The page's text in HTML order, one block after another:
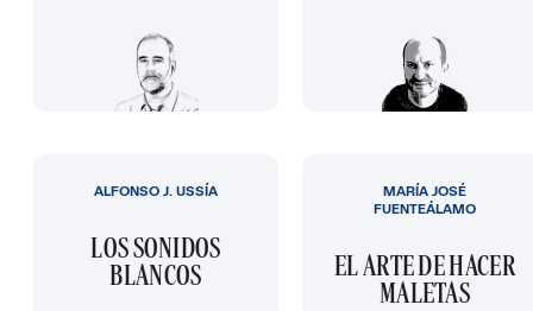
LOS SONIDOS
BLANCOS
ALFONSO J. USSÍA
EL ARTE DE HACER
MALETAS
MARÍA JOSÉ
FUENTEÁLAMO